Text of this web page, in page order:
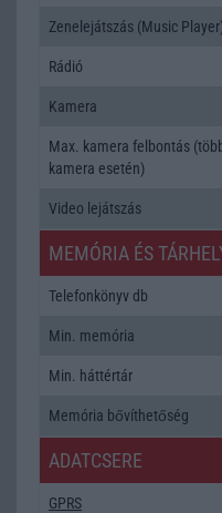
Zenelejátszás (Music
Rádió
Kamera
Max. kamera felbontás
kamera esetén)
Video lejátszás
MEMÓRIA ÉS
Telefonkönyv db
Min. memória
Min. háttértár
Memória bővíthetőség
ADATCSERE
GPRS